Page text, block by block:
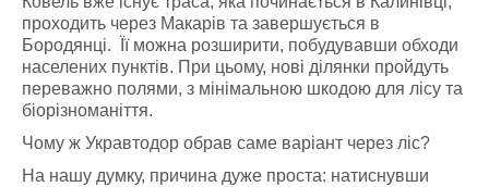
проходить через Макарів та завершується в
Бородянці. Її можна розширити, побудувавши обходи
населених пунктів. При цьому, нові ділянки пройдуть
переважно полями, з мінімальною шкодою для лісу та
біорізноманіття.
Чому ж Укравтодор обрав саме варіант через ліс?
На нашу думку, причина дуже проста: натиснувши